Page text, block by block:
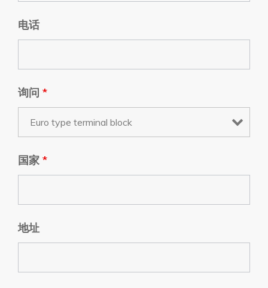
电话
询问 *
国家 *
地址